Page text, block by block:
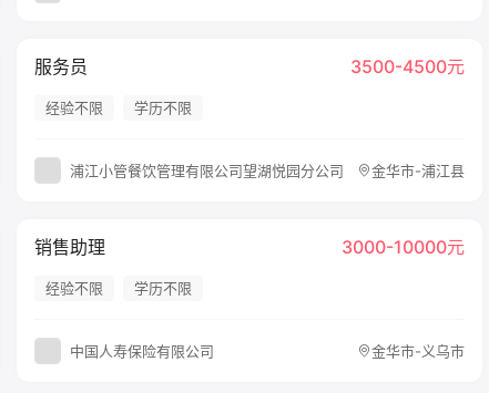
服务员 3500-4500元
经验不限 学历不限
浦江小管餐饮管理有限公司望湖悦园分公司 金华市-浦江县
销售助理 3000-10000元
经验不限 学历不限
中国人寿保险有限公司 金华市-义乌市